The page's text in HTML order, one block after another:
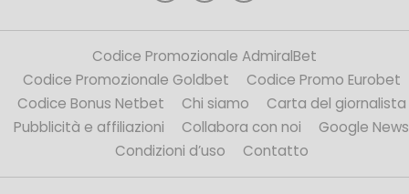
Codice Promozionale AdmiralBet
Codice Promozionale Goldbet
Codice Promo Eurobet
Codice Bonus Netbet
Chi siamo
Carta del giornalista
Pubblicità e affiliazioni
Collabora con noi
Google News
Condizioni d’uso
Contatto